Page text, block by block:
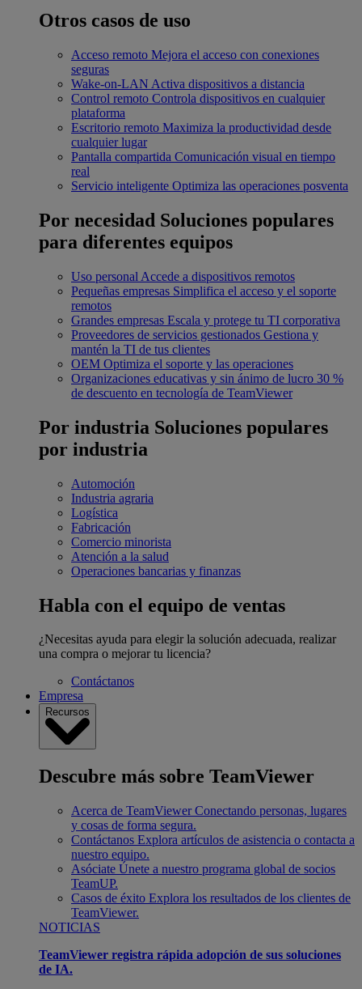
Otros casos de uso
Acceso remoto Mejora el acceso con conexiones
seguras
Wake-on-LAN Activa dispositivos a distancia
Control remoto Controla dispositivos en cualquier
plataforma
Escritorio remoto Maximiza la productividad desde
cualquier lugar
Pantalla compartida Comunicación visual en tiempo
real
Servicio inteligente Optimiza las operaciones posventa
Por necesidad Soluciones populares
para diferentes equipos
Uso personal Accede a dispositivos remotos
Pequeñas empresas Simplifica el acceso y el soporte
remotos
Grandes empresas Escala y protege tu TI corporativa
Proveedores de servicios gestionados Gestiona y
mantén la TI de tus clientes
OEM Optimiza el soporte y las operaciones
Organizaciones educativas y sin ánimo de lucro 30 %
de descuento en tecnología de TeamViewer
Por industria Soluciones populares
por industria
Automoción
Industria agraria
Logística
Fabricación
Comercio minorista
Atención a la salud
Operaciones bancarias y finanzas
Habla con el equipo de ventas
¿Necesitas ayuda para elegir la solución adecuada, realizar
una compra o mejorar tu licencia?
Contáctanos
Empresa
Recursos
Descubre más sobre TeamViewer
Acerca de TeamViewer Conectando personas, lugares
y cosas de forma segura.
Contáctanos Explora artículos de asistencia o contacta a
nuestro equipo.
Asóciate Únete a nuestro programa global de socios
TeamUP.
Casos de éxito Explora los resultados de los clientes de
TeamViewer.
NOTICIAS
TeamViewer registra rápida adopción de sus soluciones
de IA.